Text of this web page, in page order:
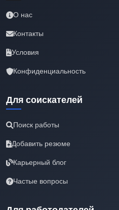
О нас
Контакты
Условия
Конфиденциальность
Для соискателей
Поиск работы
Добавить резюме
Карьерный блог
Частые вопросы